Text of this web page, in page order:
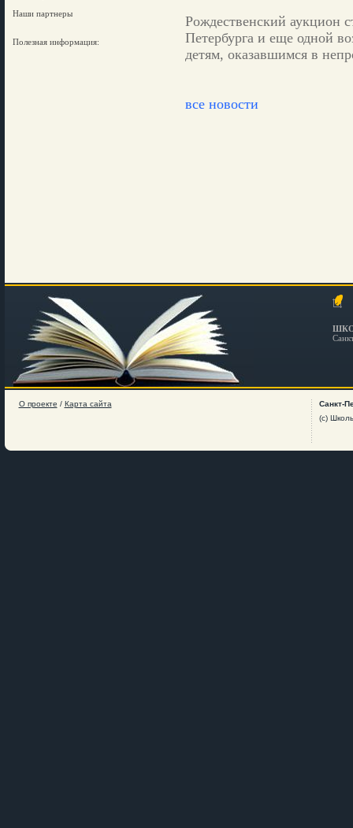
Наши партнеры
Полезная информация:
Рождественский аукцион
Петербурга и еще одной
детям, оказавшимся в
все новости
О проекте / Карта сайта
Санкт-
(c)